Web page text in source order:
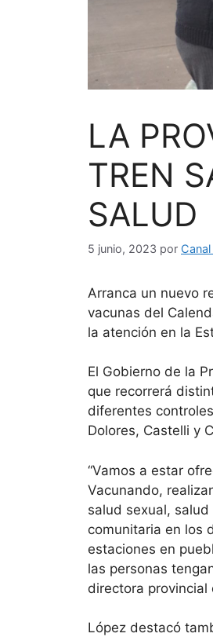
LA
TREN
SALUD
5 junio, 2023 por
Arranca un nuevo
vacunas del
la atención en la
El Gobierno de la
que recorrerá
diferentes
Dolores, Castelli y
“Vamos a estar
Vacunando,
salud sexual,
comunitaria en los
estaciones en
las personas
directora provincial
López destacó